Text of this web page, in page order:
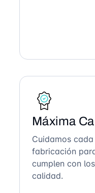
Máxima
Cuidamos
fabricación
cumplen con
calidad.